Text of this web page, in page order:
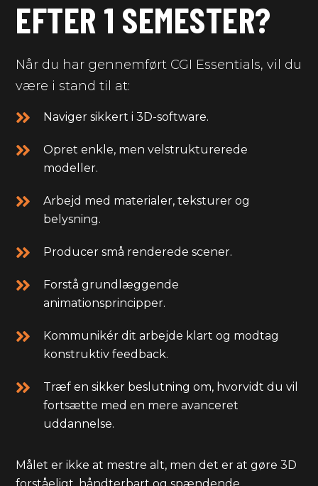
EFTER 1 SEMESTER?
Når du har gennemført CGI Essentials, vil du
være i stand til at:
Naviger sikkert i 3D-software.
Opret enkle, men velstrukturerede
modeller.
Arbejd med materialer, teksturer og
belysning.
Producer små renderede scener.
Forstå grundlæggende
animationsprincipper.
Kommunikér dit arbejde klart og modtag
konstruktiv feedback.
Træf en sikker beslutning om, hvorvidt du vil
fortsætte med en mere avanceret
uddannelse.
Målet er ikke at mestre alt, men det er at gøre 3D